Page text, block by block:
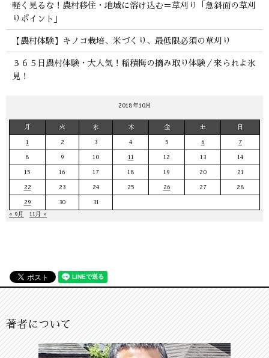
軽く見るな！農村移住・地域に溶け込む＝草刈り「急斜面の草刈
りポイント」
【農村体験】キノコ栽培、米づくり、最低限必須の草刈り
３６５日農村体験・大人気！稲積梅の摘み取り体験／来られよ氷
見！
2018年10月
月 火 水 木 金 土 日
1 2 3 4 5 6 7
8 9 10 11 12 13 14
15 16 17 18 19 20 21
22 23 24 25 26 27 28
29 30
31
« 9月
11月 »
著者について